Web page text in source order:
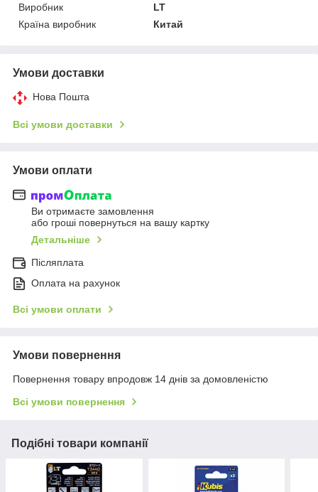
Виробник
LT
Країна виробник
Китай
Умови доставки
Нова Пошта
Всі умови доставки
Умови оплати
Ви отримаєте замовлення
або гроші повернуться на вашу картку
Детальніше
Післяплата
Оплата на рахунок
Всі умови оплати
Умови повернення
Повернення товару впродовж 14 днів за домовленістю
Всі умови повернення
Подібні товари компанії